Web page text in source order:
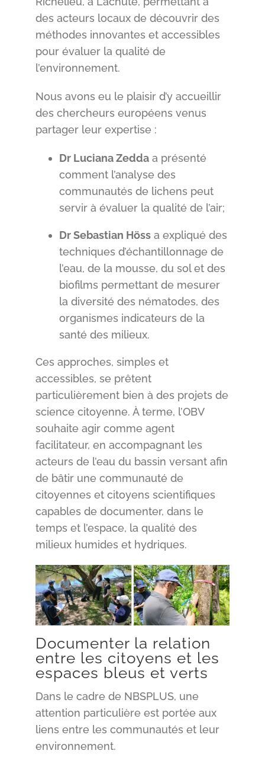
des acteurs locaux de découvrir des
méthodes innovantes et accessibles
pour évaluer la qualité de
l’environnement.
Nous avons eu le plaisir d’y accueillir
des chercheurs européens venus
partager leur expertise :
Dr Luciana Zedda a présenté
comment l’analyse des
communautés de lichens peut
servir à évaluer la qualité de l’air;
Dr Sebastian Höss a expliqué des
techniques d’échantillonnage de
l’eau, de la mousse, du sol et des
biofilms permettant de mesurer
la diversité des nématodes, des
organismes indicateurs de la
santé des milieux.
Ces approches, simples et
accessibles, se prêtent
particulièrement bien à des projets de
science citoyenne. À terme, l’OBV
souhaite agir comme agent
facilitateur, en accompagnant les
acteurs de l’eau du bassin versant afin
de bâtir une communauté de
citoyennes et citoyens scientifiques
capables de documenter, dans le
temps et l’espace, la qualité des
milieux humides et hydriques.
Documenter la relation
entre les citoyens et les
espaces bleus et verts
Dans le cadre de NBSPLUS, une
attention particulière est portée aux
liens entre les communautés et leur
environnement.